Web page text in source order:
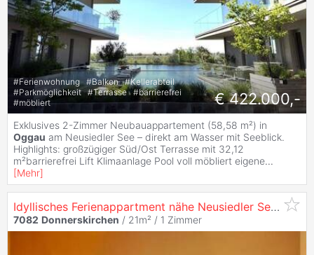
#Ferienwohnung #Balkon #Kellerabteil
#Parkmöglichkeit #Terrasse #barrierefrei
#möbliert € 422.000,-
Exklusives 2-Zimmer Neubauappartement (58,58 m²) in
Oggau am Neusiedler See – direkt am Wasser mit Seeblick.
Highlights: großzügiger Süd/Ost Terrasse mit 32,12
m²barrierefrei Lift Klimaanlage Pool voll möbliert eigene...
[Mehr]
Idyllisches Ferienappartment nähe Neusiedler See und Eisenstadt - 40.000,00
7082 Donnerskirchen / 21m² / 1 Zimmer